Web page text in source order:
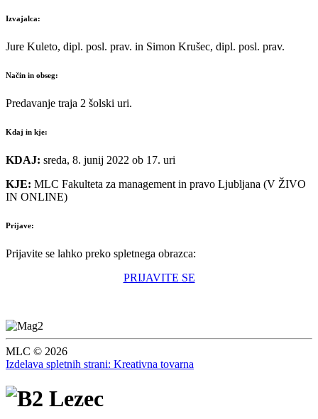
Izvajalca:
Jure Kuleto, dipl. posl. prav. in Simon Krušec, dipl. posl. prav.
Način in obseg:
Predavanje traja 2 šolski uri.
Kdaj in kje:
KDAJ: sreda, 8. junij 2022 ob 17. uri
KJE: MLC Fakulteta za management in pravo Ljubljana (V ŽIVO
IN ONLINE)
Prijave:
Prijavite se lahko preko spletnega obrazca:
PRIJAVITE SE
MLC © 2026
Izdelava spletnih strani: Kreativna tovarna